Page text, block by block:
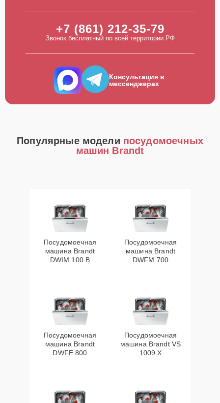
+7 (861) 212-35-79
Звонок бесплатный по всей территории РФ
Консультация в
мессенджерах
Популярные модели посудомоечных
машин Brandt
Посудомоечная
машина Brandt
DWIM 100 B
Посудомоечная
машина Brandt
DWFM 700
Посудомоечная
машина Brandt
DWFE 800
Посудомоечная
машина Brandt VS
1009 X